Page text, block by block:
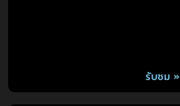
รับชม »